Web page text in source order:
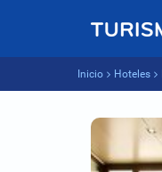
Inicio Hoteles